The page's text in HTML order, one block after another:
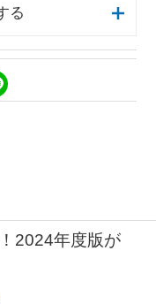
る
2024年度版が